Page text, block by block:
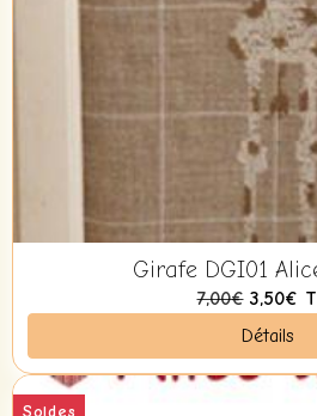
Girafe DGI01
7,00€ 3,50€
Détails
Soldes